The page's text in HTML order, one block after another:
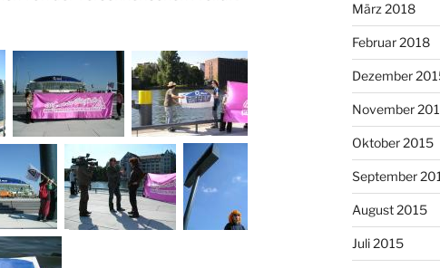
März 2018
Februar 2018
Dezember
November
Oktober 2015
September
August 2015
Juli 2015